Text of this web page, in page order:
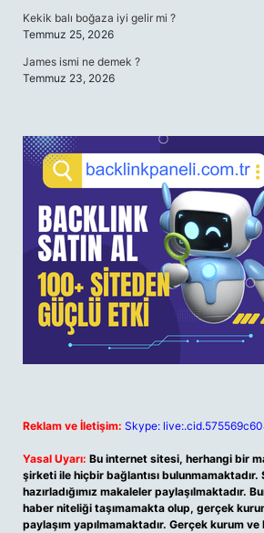
Kekik balı boğaza iyi gelir mi ?
Temmuz 25, 2026
James ismi ne demek ?
Temmuz 23, 2026
Reklam ve İletişim: Skype:
Yasal Uyarı: Bu internet sitesi, herhangi bir
şirketi ile hiçbir bağlantısı bulunmamaktadır.
hazırladığımız makaleler paylaşılmaktadır.
haber niteliği taşımamakta olup, gerçek
paylaşım yapılmamaktadır. Gerçek kurum